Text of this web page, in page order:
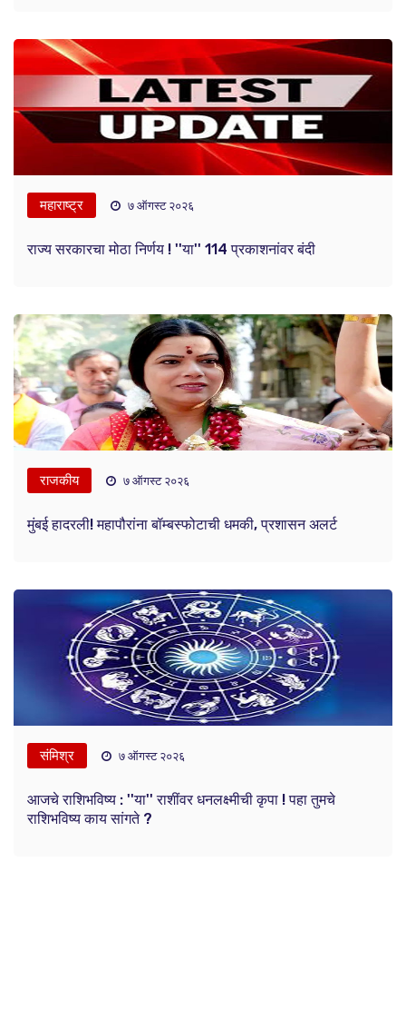
महाराष्ट्र ७ ऑगस्ट २०२६
राज्य सरकारचा मोठा निर्णय ! ''या'' 114 प्रकाशनांवर बंदी
राजकीय ७ ऑगस्ट २०२६
मुंबई हादरली! महापौरांना बॉम्बस्फोटाची धमकी, प्रशासन अलर्ट
संमिश्र ७ ऑगस्ट २०२६
आजचे राशिभविष्य : ''या'' राशींवर धनलक्ष्मीची कृपा ! पहा तुमचे
राशिभविष्य काय सांगते ?